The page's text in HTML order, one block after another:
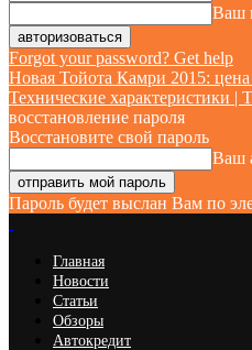
Ваш
Forgot your password? Get help
Новая Тойота Камри 2015:
Технические характеристики |
восстановление пароля
Восстановите свой пароль
Ваш
Пароль будет выслан Вам по
Главная
Новости
Статьи
Обзоры
Автокредит